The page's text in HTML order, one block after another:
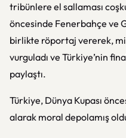
tribünlere el sallaması
öncesinde Fenerbahçe ve
birlikte röportaj vererek,
vurguladı ve Türkiye’nin
paylaştı.
Türkiye, Dünya Kupası
alarak moral depolamış